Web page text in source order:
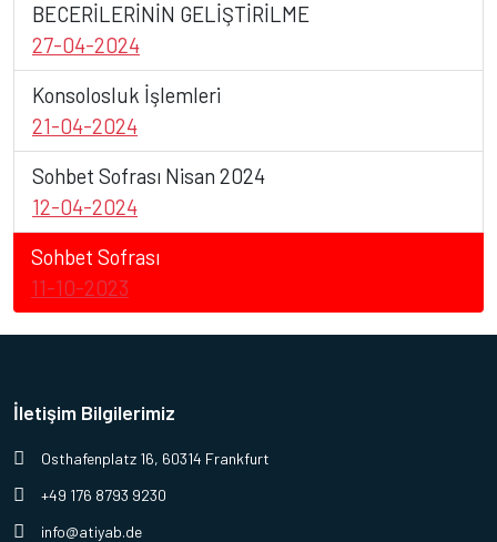
BECERİLERİNİN GELİŞTİRİLME
27-04-2024
Konsolosluk İşlemleri
21-04-2024
Sohbet Sofrası Nisan 2024
12-04-2024
Sohbet Sofrası
11-10-2023
İletişim Bilgilerimiz
Osthafenplatz 16, 60314 Frankfurt
+49 176 8793 9230
info@atiyab.de
BAŞLIK
Detay yazı